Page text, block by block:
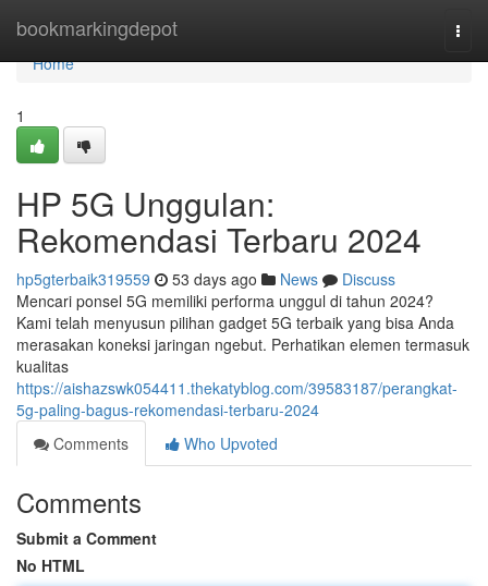
bookmarkingdepot
Home
Home
1
HP 5G Unggulan:
Rekomendasi Terbaru 2024
hp5gterbaik319559 53 days ago News
Discuss
Mencari ponsel 5G memiliki performa unggul di tahun 2024?
Kami telah menyusun pilihan gadget 5G terbaik yang bisa Anda
merasakan koneksi jaringan ngebut. Perhatikan elemen termasuk
kualitas
https://aishazswk054411.thekatyblog.com/39583187/perangkat-
5g-paling-bagus-rekomendasi-terbaru-2024
Comments
Who Upvoted
Comments
Submit a Comment
No HTML